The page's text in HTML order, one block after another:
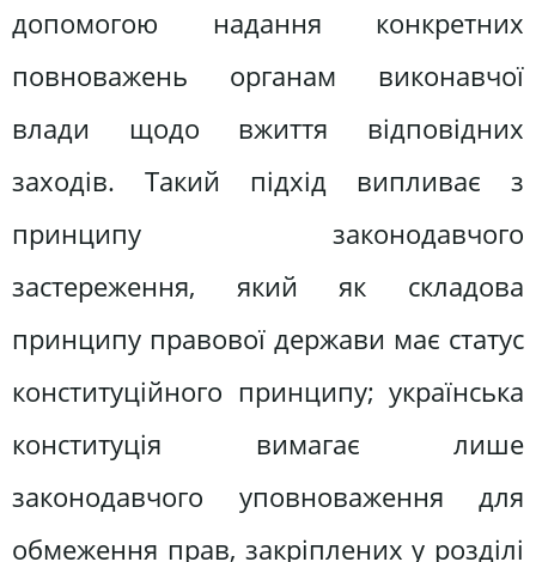
допомогою надання конкретних
повноважень органам виконавчої
влади щодо вжиття відповідних
заходів. Такий підхід випливає з
принципу законодавчого
застереження, який як складова
принципу правової держави має статус
конституційного принципу; українська
конституція вимагає лише
законодавчого уповноваження для
обмеження прав, закріплених у розділі